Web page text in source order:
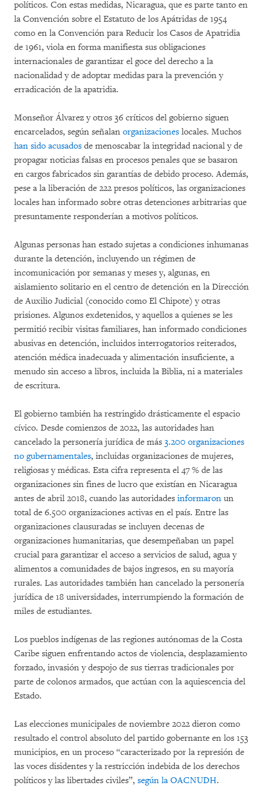
políticos. Con estas medidas, Nicaragua, que es parte tanto en
la Convención sobre el Estatuto de los Apátridas de 1954
como en la Convención para Reducir los Casos de Apatridia
de 1961, viola en forma manifiesta sus obligaciones
internacionales de garantizar el goce del derecho a la
nacionalidad y de adoptar medidas para la prevención y
erradicación de la apatridia.
Monseñor Álvarez y otros 36 críticos del gobierno siguen
encarcelados, según señalan organizaciones locales. Muchos
han sido acusados de menoscabar la integridad nacional y de
propagar noticias falsas en procesos penales que se basaron
en cargos fabricados sin garantías de debido proceso. Además,
pese a la liberación de 222 presos políticos, las organizaciones
locales han informado sobre otras detenciones arbitrarias que
presuntamente responderían a motivos políticos.
Algunas personas han estado sujetas a condiciones inhumanas
durante la detención, incluyendo un régimen de
incomunicación por semanas y meses y, algunas, en
aislamiento solitario en el centro de detención en la Dirección
de Auxilio Judicial (conocido como El Chipote) y otras
prisiones. Algunos exdetenidos, y aquellos a quienes se les
permitió recibir visitas familiares, han informado condiciones
abusivas en detención, incluidos interrogatorios reiterados,
atención médica inadecuada y alimentación insuficiente, a
menudo sin acceso a libros, incluida la Biblia, ni a materiales
de escritura.
El gobierno también ha restringido drásticamente el espacio
cívico. Desde comienzos de 2022, las autoridades han
cancelado la personería jurídica de más 3.200 organizaciones
no gubernamentales, incluidas organizaciones de mujeres,
religiosas y médicas. Esta cifra representa el 47 % de las
organizaciones sin fines de lucro que existían en Nicaragua
antes de abril 2018, cuando las autoridades informaron un
total de 6.500 organizaciones activas en el país. Entre las
organizaciones clausuradas se incluyen decenas de
organizaciones humanitarias, que desempeñaban un papel
crucial para garantizar el acceso a servicios de salud, agua y
alimentos a comunidades de bajos ingresos, en su mayoría
rurales. Las autoridades también han cancelado la personería
jurídica de 18 universidades, interrumpiendo la formación de
miles de estudiantes.
Los pueblos indígenas de las regiones autónomas de la Costa
Caribe siguen enfrentando actos de violencia, desplazamiento
forzado, invasión y despojo de sus tierras tradicionales por
parte de colonos armados, que actúan con la aquiescencia del
Estado.
Las elecciones municipales de noviembre 2022 dieron como
resultado el control absoluto del partido gobernante en los 153
municipios, en un proceso “caracterizado por la represión de
las voces disidentes y la restricción indebida de los derechos
políticos y las libertades civiles”, según la OACNUDH.